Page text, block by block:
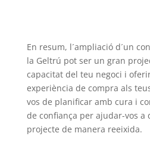
En resum, l´ampliació d´un
la Geltrú pot ser un gran
capacitat del teu negoci i
experiència de compra als
vos de planificar amb cura i
de confiança per ajudar-vos a
projecte de manera reeixida.